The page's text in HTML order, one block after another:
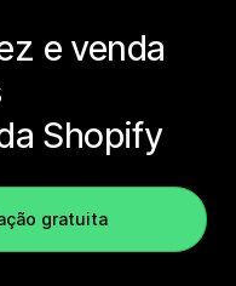
e venda
Shopify
gratuita